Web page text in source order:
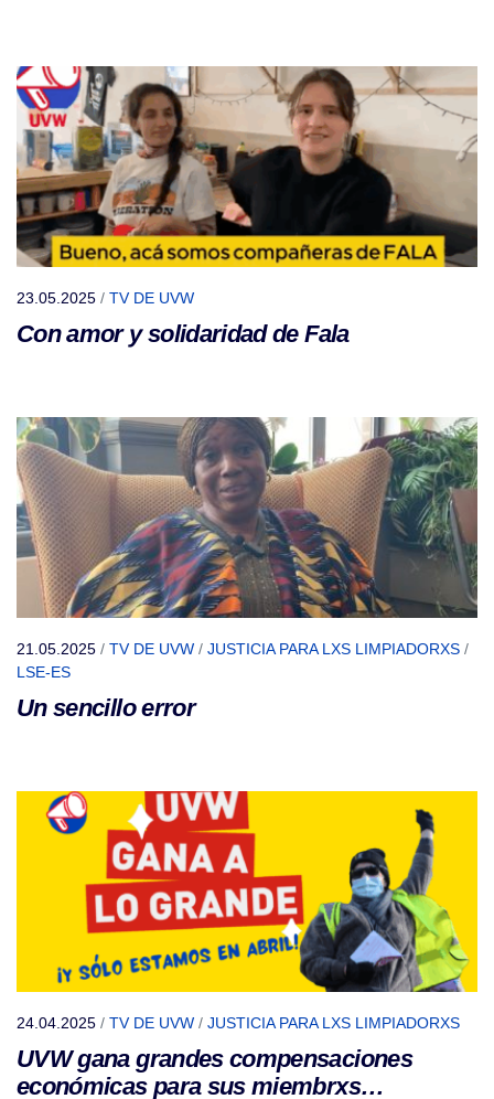
23.05.2025 / TV DE UVW
Con amor y solidaridad de Fala
21.05.2025 / TV DE UVW / JUSTICIA PARA LXS LIMPIADORXS /
LSE-ES
Un sencillo error
24.04.2025 / TV DE UVW / JUSTICIA PARA LXS LIMPIADORXS
UVW gana grandes compensaciones
económicas para sus miembrxs…